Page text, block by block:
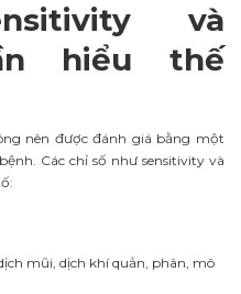
và
hiểu thế
nên được đánh giá bằng một
Các chỉ số như sensitivity và
mũi, dịch khí quản, phân, mô